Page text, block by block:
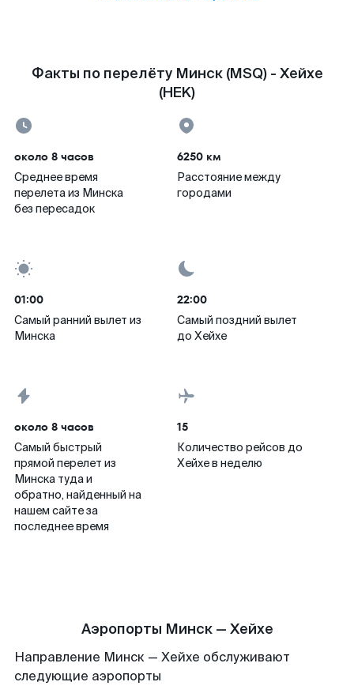
Факты по перелёту Минск (MSQ) - Хейхе
(HEK)
около 8 часов
Среднее время
перелета из Минска
без пересадок
6250 км
Расстояние между
городами
01:00
Самый ранний вылет из
Минска
22:00
Самый поздний вылет
до Хейхе
около 8 часов
Самый быстрый
прямой перелет из
Минска туда и
обратно, найденный на
нашем сайте за
последнее время
15
Количество рейсов до
Хейхе в неделю
Аэропорты Минск — Хейхе
Направление Минск — Хейхе обслуживают
следующие аэропорты